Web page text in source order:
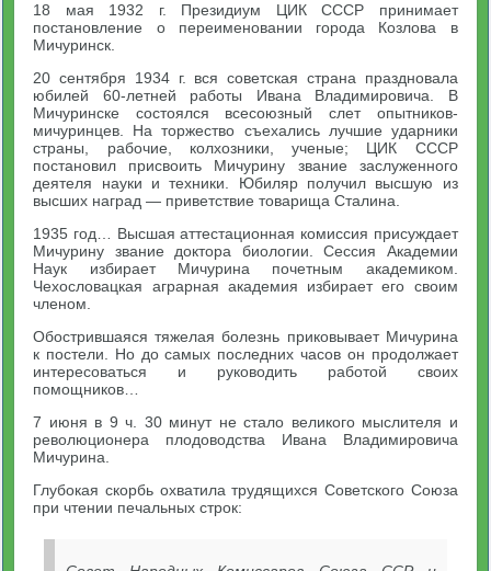
18 мая 1932 г. Президиум ЦИК СССР принимает
постановление о переименовании города Козлова в
Мичуринск.
20 сентября 1934 г. вся советская страна праздновала
юбилей 60-летней работы Ивана Владимировича. В
Мичуринске состоялся всесоюзный слет опытников-
мичуринцев. На торжество съехались лучшие ударники
страны, рабочие, колхозники, ученые; ЦИК СССР
постановил присвоить Мичурину звание заслуженного
деятеля науки и техники. Юбиляр получил высшую из
высших наград — приветствие товарища Сталина.
1935 год… Высшая аттестационная комиссия присуждает
Мичурину звание доктора биологии. Сессия Академии
Наук избирает Мичурина почетным академиком.
Чехословацкая аграрная академия избирает его своим
членом.
Обострившаяся тяжелая болезнь приковывает Мичурина
к постели. Но до самых последних часов он продолжает
интересоваться и руководить работой своих
помощников…
7 июня в 9 ч. 30 минут не стало великого мыслителя и
революционера плодоводства Ивана Владимировича
Мичурина.
Глубокая скорбь охватила трудящихся Советского Союза
при чтении печальных строк: